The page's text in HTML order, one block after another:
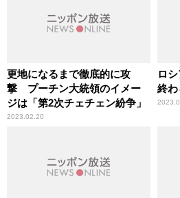
更地になるまで徹底的に攻
撃 プーチン大統領のイメー
ジは「第2次チェチェン紛争」
2023.02.20
ロ
終わ